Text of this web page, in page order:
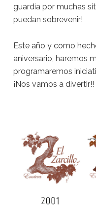
guardia por muchas
puedan sobrevenir!
Este año y como
aniversario, haremos
programaremos
¡Nos vamos a divertir!!